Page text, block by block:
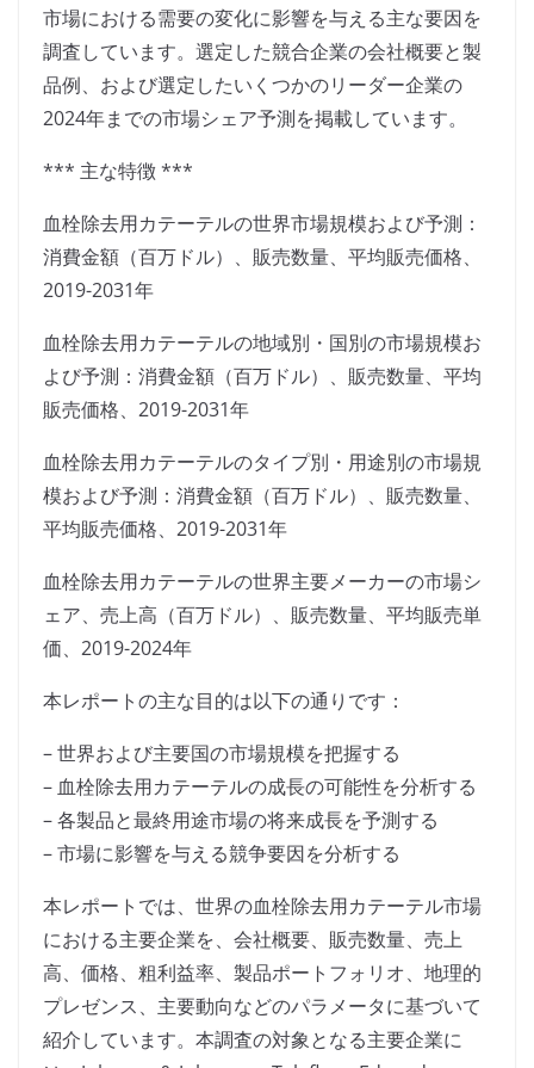
市場における需要の変化に影響を与える主な要因を
調査しています。選定した競合企業の会社概要と製
品例、および選定したいくつかのリーダー企業の
2024年までの市場シェア予測を掲載しています。
*** 主な特徴 ***
血栓除去用カテーテルの世界市場規模および予測：
消費金額（百万ドル）、販売数量、平均販売価格、
2019-2031年
血栓除去用カテーテルの地域別・国別の市場規模お
よび予測：消費金額（百万ドル）、販売数量、平均
販売価格、2019-2031年
血栓除去用カテーテルのタイプ別・用途別の市場規
模および予測：消費金額（百万ドル）、販売数量、
平均販売価格、2019-2031年
血栓除去用カテーテルの世界主要メーカーの市場シ
ェア、売上高（百万ドル）、販売数量、平均販売単
価、2019-2024年
本レポートの主な目的は以下の通りです：
– 世界および主要国の市場規模を把握する
– 血栓除去用カテーテルの成長の可能性を分析する
– 各製品と最終用途市場の将来成長を予測する
– 市場に影響を与える競争要因を分析する
本レポートでは、世界の血栓除去用カテーテル市場
における主要企業を、会社概要、販売数量、売上
高、価格、粗利益率、製品ポートフォリオ、地理的
プレゼンス、主要動向などのパラメータに基づいて
紹介しています。本調査の対象となる主要企業に